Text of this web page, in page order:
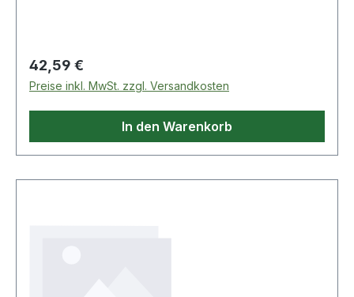
Regulärer Preis:
42,59 €
Preise inkl. MwSt. zzgl. Versandkosten
In den Warenkorb